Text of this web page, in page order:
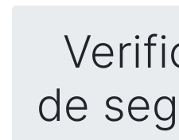
de